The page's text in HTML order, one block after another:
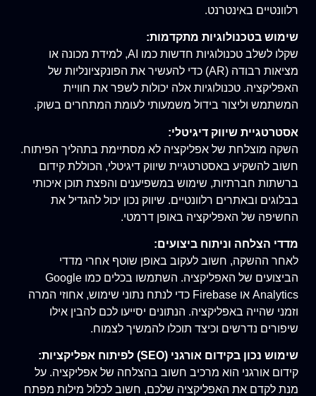
רלוונטיים באינטרנט.
שימוש בטכנולוגיות מתקדמות:
שקלו לשלב טכנולוגיות חדשות כמו AI, למידת מכונה או
מציאות רבודה (AR) כדי להעשיר את הפונקציונליות של
האפליקציה. טכנולוגיות אלה יכולות לשפר את חוויית
המשתמש וליצור בידול משמעותי לעומת המתחרים בשוק.
אסטרטגיית שיווק דיגיטלי:
השקה מוצלחת של אפליקציה לא מסתיימת בתהליך הפיתוח.
חשוב להשקיע באסטרטגיית שיווק דיגיטלי, הכוללת קידום
ברשתות חברתיות, שימוש במשפיענים והפצת תוכן איכותי
בבלוגים ובאתרים רלוונטיים. שיווק נכון יכול להגדיל את
החשיפה של האפליקציה באופן דרמטי.
מדדי הצלחה וניתוח ביצועים:
לאחר ההשקה, חשוב לעקוב באופן שוטף אחרי מדדי
הביצועים של האפליקציה. השתמשו בכלים כמו Google
Analytics או Firebase כדי לנתח נתוני שימוש, אחוזי המרה
וזמני שהייה באפליקציה. הנתונים יסייעו לכם להבין אילו
שיפורים נדרשים וכיצד תוכלו להמשיך לצמוח.
שימוש נכון בקידום אורגני (SEO) לפיתוח אפליקציות:
קידום אורגני הוא מרכיב חשוב בהצלחה של אפליקציה. על
מנת לקדם את האפליקציה שלכם, חשוב לכלול מילות מפתח